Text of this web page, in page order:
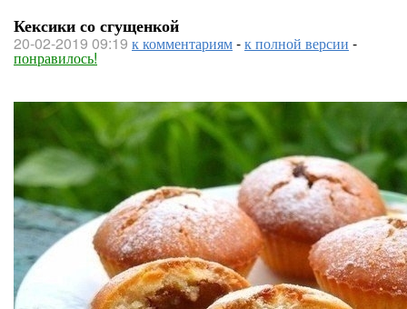
Кексики со сгущенкой
20-02-2019 09:19 к комментариям-к полной версии -
понравилось!